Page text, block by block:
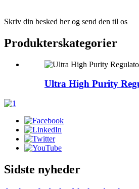
Skriv din besked her og send den til os
Produkterskategorier
Ultra High Purity
Sidste nyheder